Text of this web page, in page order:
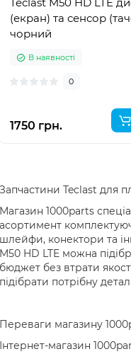
(екран) та сенсор
чорний
В наявності
0
1750 грн.
Запчастини Teclast для
Магазин 1000parts
асортимент
шлейфи, конектори та
M50 HD LTE можна
бюджет без втрати
підібрати потрібну
Переваги магазину
Інтернет-магазин